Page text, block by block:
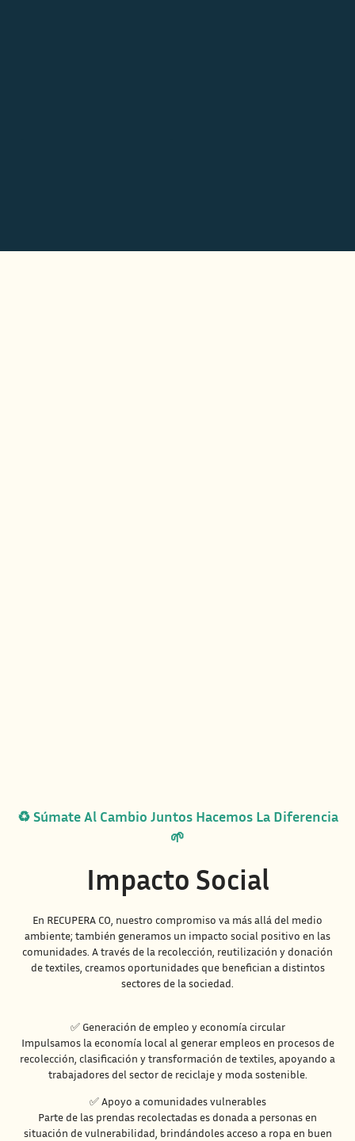
♻️ Súmate Al Cambio Juntos Hacemos La Diferencia
🌱
Impacto Social
En RECUPERA CO, nuestro compromiso va más allá del medio
ambiente; también generamos un impacto social positivo en las
comunidades. A través de la recolección, reutilización y donación
de textiles, creamos oportunidades que benefician a distintos
sectores de la sociedad.
✅Generación de empleo y economía circular
Impulsamos la economía local al generar empleos en procesos de
recolección, clasificación y transformación de textiles, apoyando a
trabajadores del sector de reciclaje y moda sostenible.
✅Apoyo a comunidades vulnerables
Parte de las prendas recolectadas es donada a personas en
situación de vulnerabilidad, brindándoles acceso a ropa en buen